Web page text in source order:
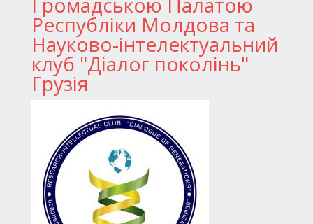
Республіки Молдова та
Науково-інтелектуальний
клуб "Діалог поколінь"
Грузія